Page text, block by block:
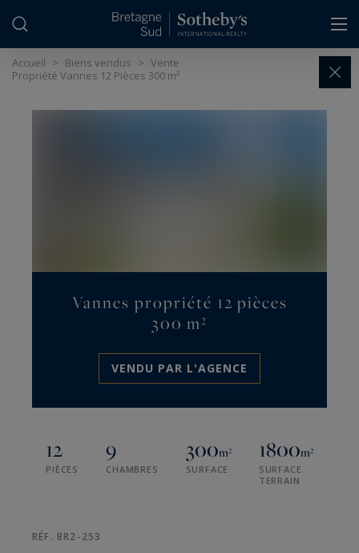
Accueil > Biens vendus > Vente
Propriété Vannes 12 Pièces 300 m²
Vannes propriété 12 pièces
300 m²
VENDU PAR L'AGENCE
12
PIÈCES
9
CHAMBRES
300m²
SURFACE
1800m²
SURFACE
TERRAIN
RÉF. BR2-253